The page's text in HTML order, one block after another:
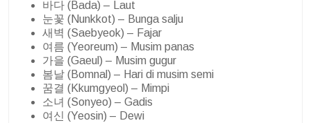
바다 (Bada) – Laut
눈꽃 (Nunkkot) – Bunga salju
새벽 (Saebyeok) – Fajar
여름 (Yeoreum) – Musim panas
가을 (Gaeul) – Musim gugur
봄날 (Bomnal) – Hari di musim semi
꿈결 (Kkumgyeol) – Mimpi
소녀 (Sonyeo) – Gadis
여신 (Yeosin) – Dewi